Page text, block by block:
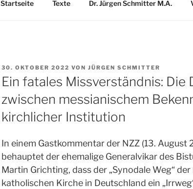
Startseite Texte Dr. Jürgen Schmitter M.A.
VERÖFFENTLICHT
AM
30. OKTOBER 2022 VON JÜRGEN SCHMITTER
Ein fatales Missverständnis: Die
zwischen messianischem
kirchlicher Institution
In einem Gastkommentar der NZZ (13. August
behauptet der ehemalige Generalvikar des
Martin Grichting, dass der „Synodale Weg“
katholischen Kirche in Deutschland ein